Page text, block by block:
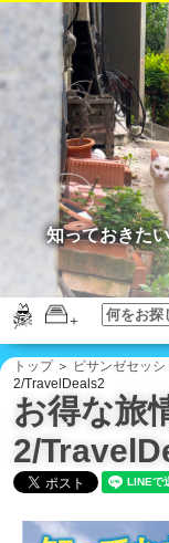
知っておきた
トップ＞ ビサンゼセッ
2/TravelDeals2
お得な旅
2/